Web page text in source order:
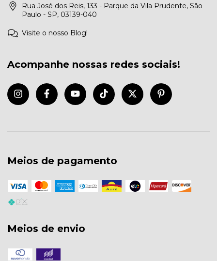
Rua José dos Reis, 133 - Parque da Vila Prudente, São
Paulo - SP, 03139-040
Visite o nosso Blog!
Acompanhe nossas redes sociais!
Meios de pagamento
Meios de envio